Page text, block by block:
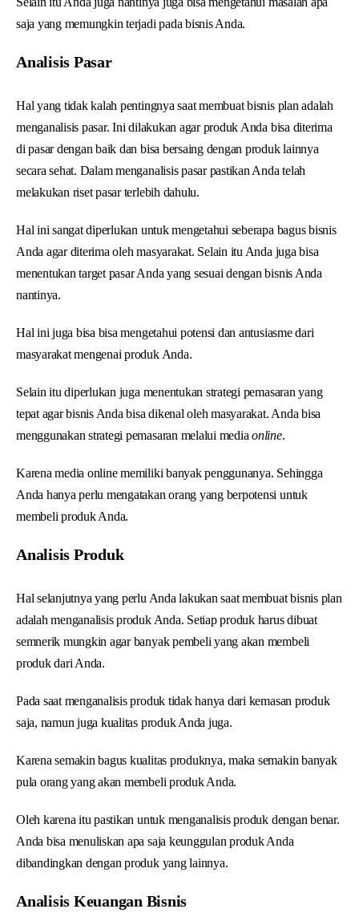
saja yang memungkin terjadi pada bisnis Anda.
Analisis Pasar
Hal yang tidak kalah pentingnya saat membuat bisnis plan adalah
menganalisis pasar. Ini dilakukan agar produk Anda bisa diterima
di pasar dengan baik dan bisa bersaing dengan produk lainnya
secara sehat. Dalam menganalisis pasar pastikan Anda telah
melakukan riset pasar terlebih dahulu.
Hal ini sangat diperlukan untuk mengetahui seberapa bagus bisnis
Anda agar diterima oleh masyarakat. Selain itu Anda juga bisa
menentukan target pasar Anda yang sesuai dengan bisnis Anda
nantinya.
Hal ini juga bisa bisa mengetahui potensi dan antusiasme dari
masyarakat mengenai produk Anda.
Selain itu diperlukan juga menentukan strategi pemasaran yang
tepat agar bisnis Anda bisa dikenal oleh masyarakat. Anda bisa
menggunakan strategi pemasaran melalui mediaonline.
Karena media online memiliki banyak penggunanya. Sehingga
Anda hanya perlu mengatakan orang yang berpotensi untuk
membeli produk Anda.
Analisis Produk
Hal selanjutnya yang perlu Anda lakukan saat membuat bisnis plan
adalah menganalisis produk Anda. Setiap produk harus dibuat
semnerik mungkin agar banyak pembeli yang akan membeli
produk dari Anda.
Pada saat menganalisis produk tidak hanya dari kemasan produk
saja, namun juga kualitas produk Anda juga.
Karena semakin bagus kualitas produknya, maka semakin banyak
pula orang yang akan membeli produk Anda.
Oleh karena itu pastikan untuk menganalisis produk dengan benar.
Anda bisa menuliskan apa saja keunggulan produk Anda
dibandingkan dengan produk yang lainnya.
Analisis Keuangan Bisnis